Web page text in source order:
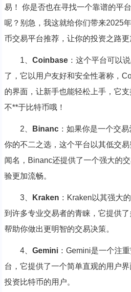
易！ 你是否也在寻找一个靠谱的平
呢？别急，我这就给你们带来2025
币交易平台推荐，让你的投资之路更
1、 Coinbase：这个平台可以
了，它以用户友好和安全性著称，
的界面，让新手也能轻松上手，它支
不**于比特币哦！
2、 Binanc：如果你是一个交
你的不二之选，这个平台以其低交
闻名，Binanc还提供了一个强大的
验更加流畅。
3、 Kraken ：Kraken以其强大
到许多专业交易者的青睐，它提供了
帮助你做出更明智的交易决策。
4、 Gemini：Gemini是一个注
台，它提供了一个简单直观的用户
投资比特币的用户。